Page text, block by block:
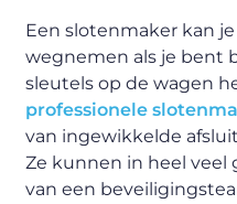
Een slotenmaker kan
wegnemen als je bent
sleutels op de wagen
professionele
van ingewikkelde
Ze kunnen in heel veel
van een